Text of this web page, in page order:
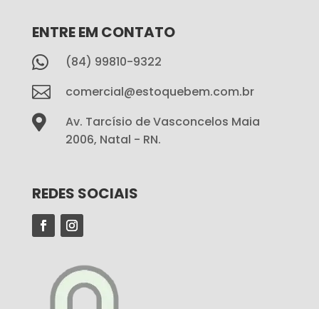
ENTRE EM CONTATO
 (84) 99810-9322
 comercial@estoquebem.com.br

Av. Tarcísio de Vasconcelos Maia
2006, Natal - RN.
REDES SOCIAIS